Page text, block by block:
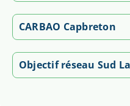
CARBAO Capbreton
Objectif réseau Sud